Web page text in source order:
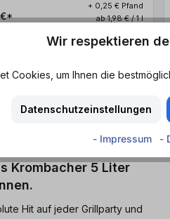
+ 0,25 € Pfand
ab 1,98 € / 1 l
Krombacher 5 Liter
Hit auf jeder Grillparty und
Wir respektieren
Cookies, um Ihnen die
Datenschutzeinstellungen
- Impressum -